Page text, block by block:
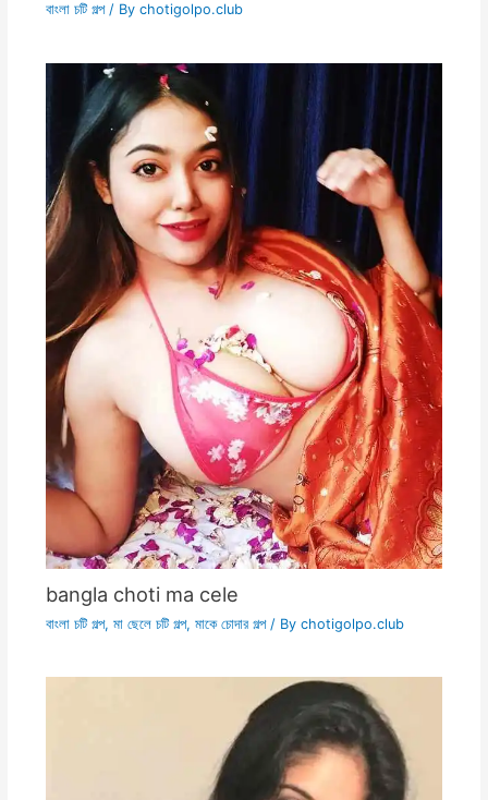
বাংলা চটি গল্প/ By chotigolpo.club
bangla choti ma cele
বাংলা চটি গল্প, মা ছেলে চটি গল্প, মাকে চোদার গল্প/ By chotigolpo.club